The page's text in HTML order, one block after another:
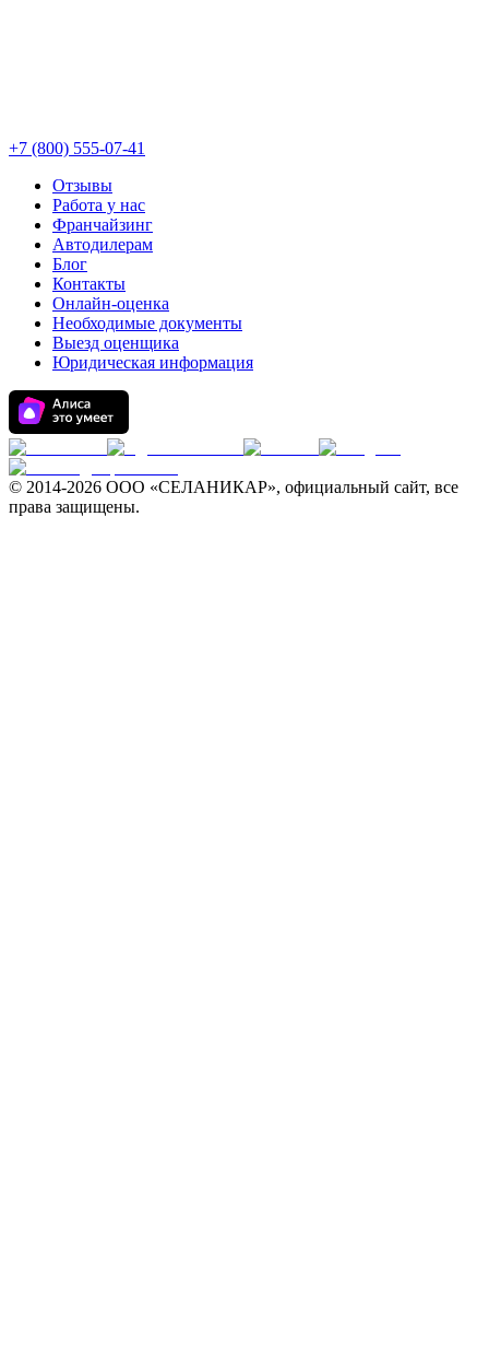
+7 (800) 555-07-41
Отзывы
Работа у нас
Франчайзинг
Автодилерам
Блог
Контакты
Онлайн-оценка
Необходимые документы
Выезд оценщика
Юридическая информация
© 2014-2026 ООО «СЕЛАНИКАР», официальный сайт, все
права защищены.